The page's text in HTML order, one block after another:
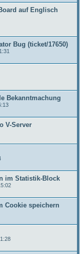
auf Englisch
Bug (ticket/17650)
Bekanntmachung
V-Server
im Statistik-Block
Cookie speichern